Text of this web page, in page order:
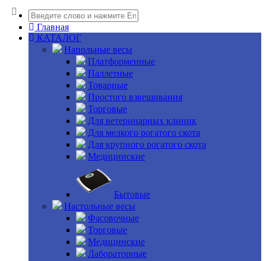
Главная
КАТАЛОГ
Напольные весы
Платформенные
Паллетные
Товарные
Простого взвешивания
Торговые
Для ветеринарных клиник
Для мелкого рогатого скота
Для крупного рогатого скота
Медицинские
Бытовые
Настольные весы
Фасовочные
Торговые
Медицинские
Лабораторные